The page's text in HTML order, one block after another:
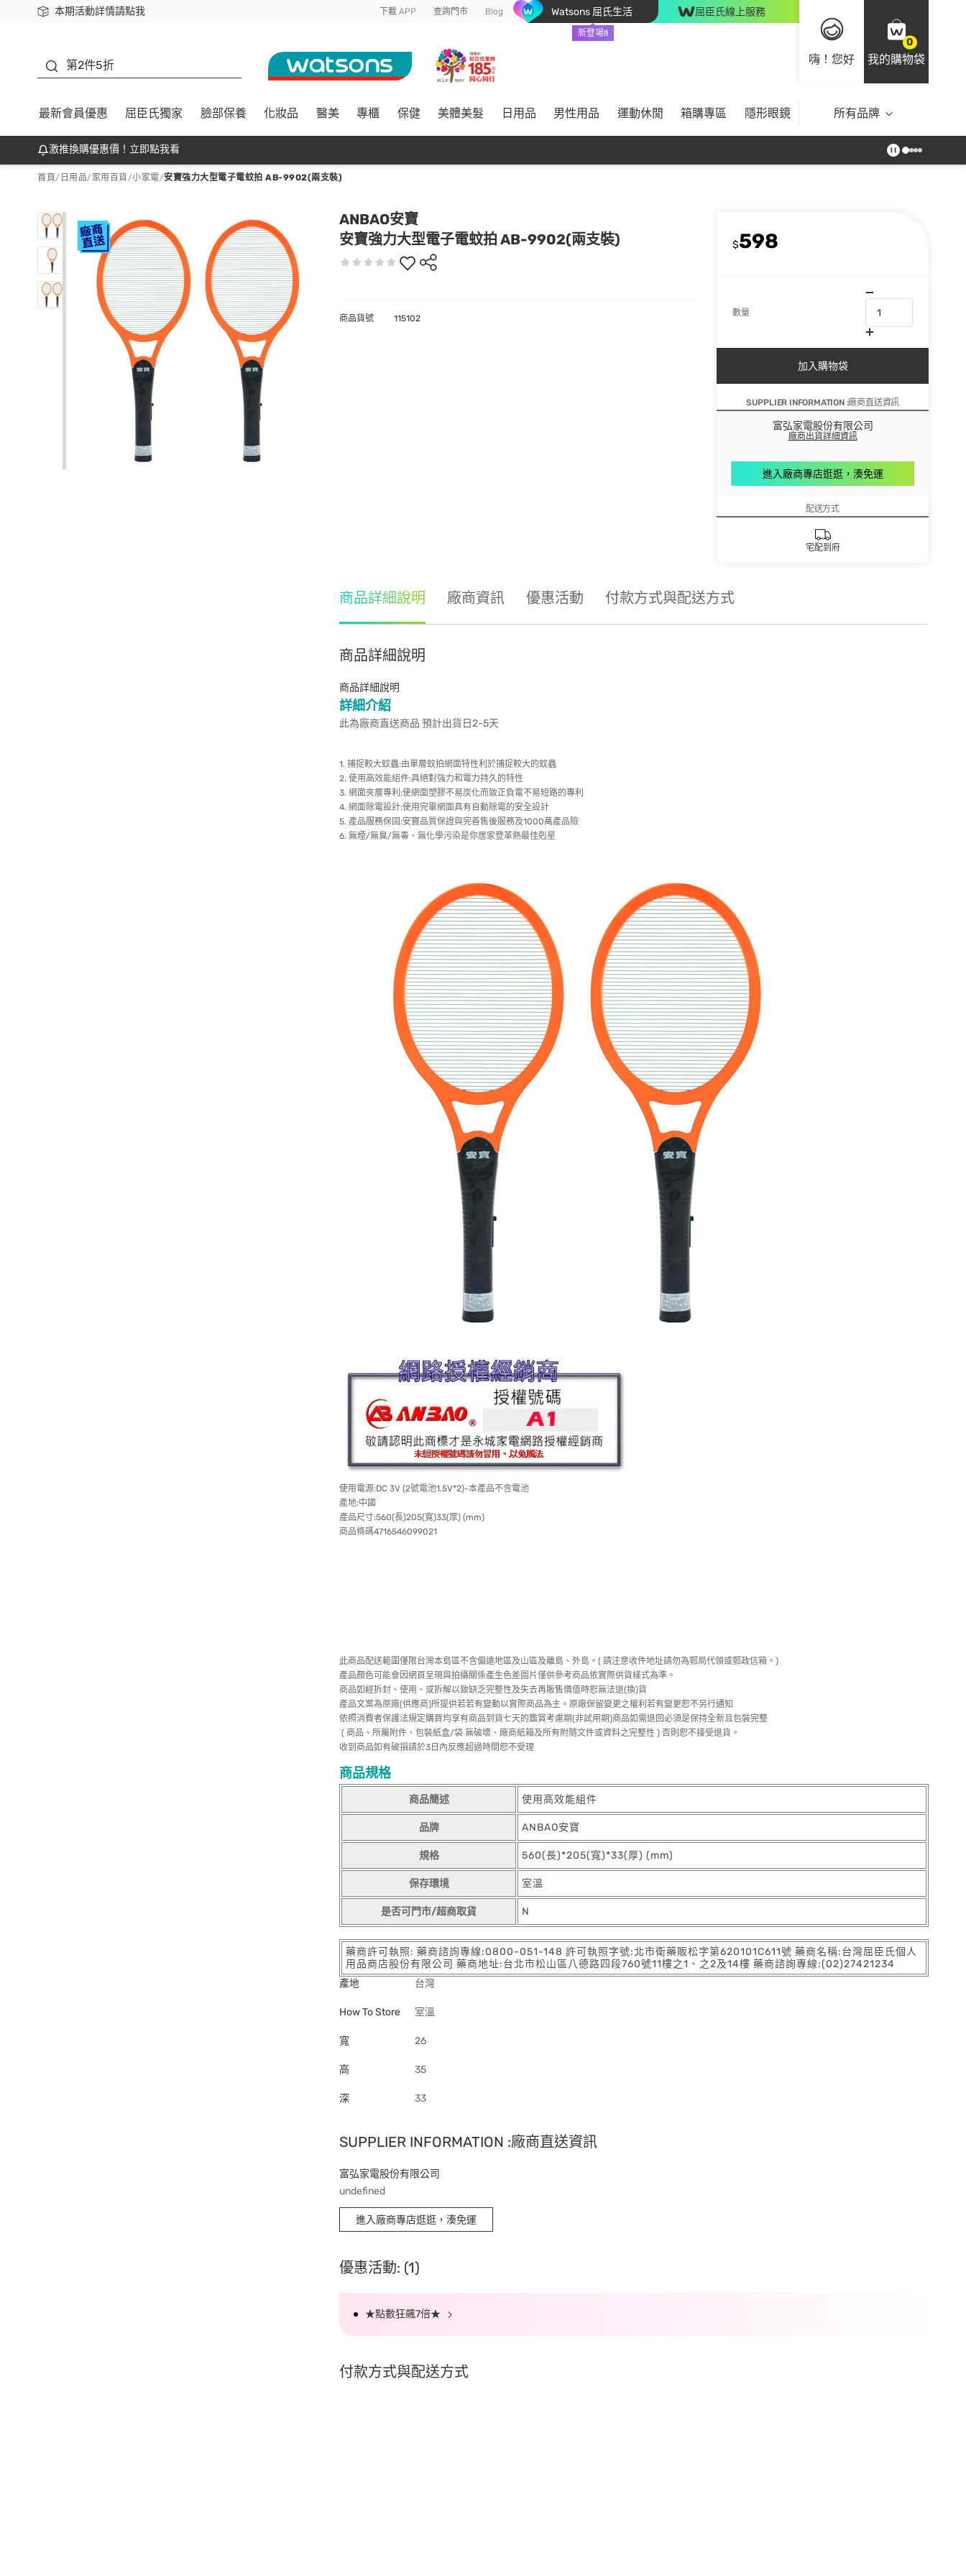
本期活動詳情請點我
下載app最高回饋$350 下載 APP 查詢門市 Blog Watsons 屈氏生活
新登場!!
屈臣氏線上服務
嗨！您好
0
我的購物袋
第2件5折
最新會員優惠 屈臣氏獨家 臉部保養 化妝品 醫美 專櫃 保健 美體美髮 日用品 男性用品 運動休閒 箱購專區 隱形眼鏡 所有品牌
激推換購優惠價！立即點我看
首頁/ 日用品/ 家用百貨/小家電/安寶強力大型電子電蚊拍 AB-9902(兩支裝)
ANBAO安寶
安寶強力大型電子電蚊拍 AB-9902(兩支裝)
$598
數量
加入購物袋
SUPPLIER INFORMATION :廠商直送資訊
富弘家電股份有限公司
廠商出貨詳細資訊
進入廠商專店逛逛，湊免運
配送方式
宅配到府
商品貨號 115102
商品詳細說明 廠商資訊 優惠活動 付款方式與配送方式
商品詳細說明
商品詳細說明
詳細介紹
此為廠商直送商品 預計出貨日2-5天
1. 捕捉較大蚊蟲:由單層蚊拍網面特性利於捕捉較大的蚊蟲
2. 使用高效能組件:具絕對強力和電力持久的特性
3. 網面夾層專利:使網面塑膠不易炭化而致正負電不易短路的專利
4. 網面除電設計:使用完畢網面具有自動除電的安全設計
5. 產品服務保固:安寶品質保證與完善售後服務及1000萬產品險
6. 無煙/無臭/無毒、無化學污染是你居家登革熱最佳剋星
使用電源:DC 3V (2號電池1.5V*2)-本產品不含電池
產地:中國
產品尺寸:560(長)205(寬)33(厚) (mm)
商品條碼4716546099021
此商品配送範圍僅限台灣本島區不含偏遠地區及山區及離島、外島。( 請注意收件地址請勿為郵局代領或郵政信箱。)
產品顏色可能會因網頁呈現與拍攝關係產生色差圖片僅供參考商品依實際供貨樣式為準。
商品如經拆封、使用、或拆解以致缺乏完整性及失去再販售價值時恕無法退(換)貨
產品文案為原廠(供應商)所提供若若有變動以實際商品為主。原廠保留變更之權利若有變更恕不另行通知
依照消費者保護法規定購買均享有商品到貨七天的鑑賞考慮期(非試用期)商品如需退回必須是保持全新且包裝完整
( 商品、所屬附件、包裝紙盒/袋 無破壞、廠商紙箱及所有附隨文件或資料之完整性 ) 否則恕不接受退貨。
收到商品如有破損請於3日內反應超過時間恕不受理
商品規格
商品簡述 使用高效能組件
品牌 ANBAO安寶
規格 560(長)*205(寬)*33(厚) (mm)
保存環境 室溫
是否可門市/超商取貨 N
藥商許可執照: 藥商諮詢專線:0800-051-148 許可執照字號:北市衛藥販松字第620101C611號 藥商名稱:台灣屈臣氏個人
用品商店股份有限公司 藥商地址:台北市松山區八德路四段760號11樓之1、之2及14樓 藥商諮詢專線:(02)27421234
產地
台灣
How To Store 室溫
寬 26
高 35
深 33
SUPPLIER INFORMATION :廠商直送資訊
富弘家電股份有限公司
undefined
進入廠商專店逛逛，湊免運
優惠活動: (1)
★點數狂飆7倍★
付款方式與配送方式